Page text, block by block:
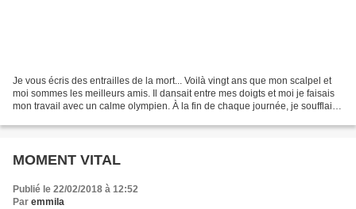
Je vous écris des entrailles de la mort... Voilà vingt ans que mon scalpel et
moi sommes les meilleurs amis. Il dansait entre mes doigts et moi je faisais
mon travail avec un calme olympien. À la fin de chaque journée, je soufflais
MOMENT VITAL
Publié le 22/02/2018 à 12:52
Par emmila